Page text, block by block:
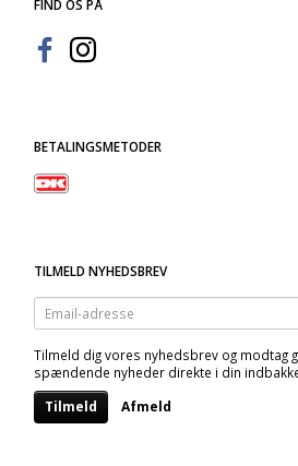
FIND OS PÅ
BETALINGSMETODER
TILMELD NYHEDSBREV
Email-
adresse
Tilmeld dig vores nyhedsbrev og modtag
spændende nyheder direkte i din
Tilmeld Afmeld